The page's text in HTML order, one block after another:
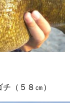
（５８㎝）